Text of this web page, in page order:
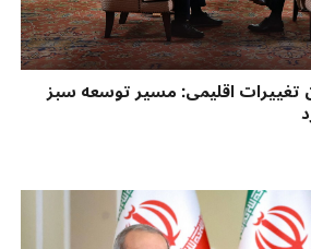
تغییرات اقلیمی: مسیر توسعه سبز